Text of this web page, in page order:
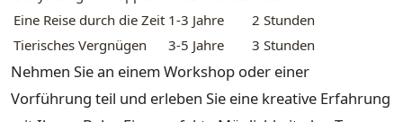
Eine Reise durch die Zeit 1-3 Jahre
2 Stunden
Tierisches Vergnügen
3-5 Jahre 3 Stunden
Nehmen Sie an einem Workshop oder einer
Vorführung teil und erleben Sie eine kreative Erfahrung